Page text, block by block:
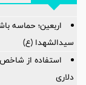
اربعین؛ حماسه
سیدالشهدا (ع)
استفاده از
دلاری